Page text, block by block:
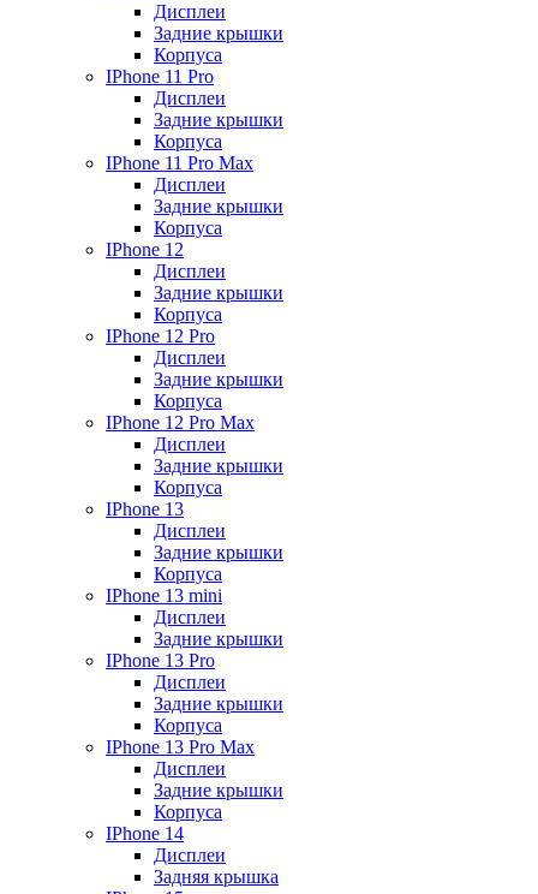
Дисплеи
Задние крышки
Корпуса
IPhone 11 Pro
Дисплеи
Задние крышки
Корпуса
IPhone 11 Pro Max
Дисплеи
Задние крышки
Корпуса
IPhone 12
Дисплеи
Задние крышки
Корпуса
IPhone 12 Pro
Дисплеи
Задние крышки
Корпуса
IPhone 12 Pro Max
Дисплеи
Задние крышки
Корпуса
IPhone 13
Дисплеи
Задние крышки
Корпуса
IPhone 13 mini
Дисплеи
Задние крышки
IPhone 13 Pro
Дисплеи
Задние крышки
Корпуса
IPhone 13 Pro Max
Дисплеи
Задние крышки
Корпуса
IPhone 14
Дисплеи
Задняя крышка